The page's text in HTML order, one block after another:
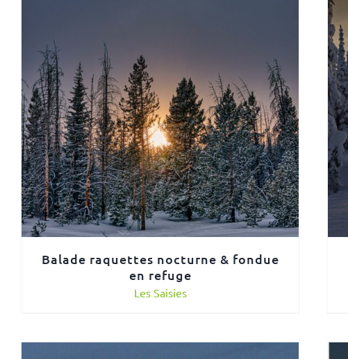
Balade raquettes nocturne & fondue
en refuge
Les Saisies